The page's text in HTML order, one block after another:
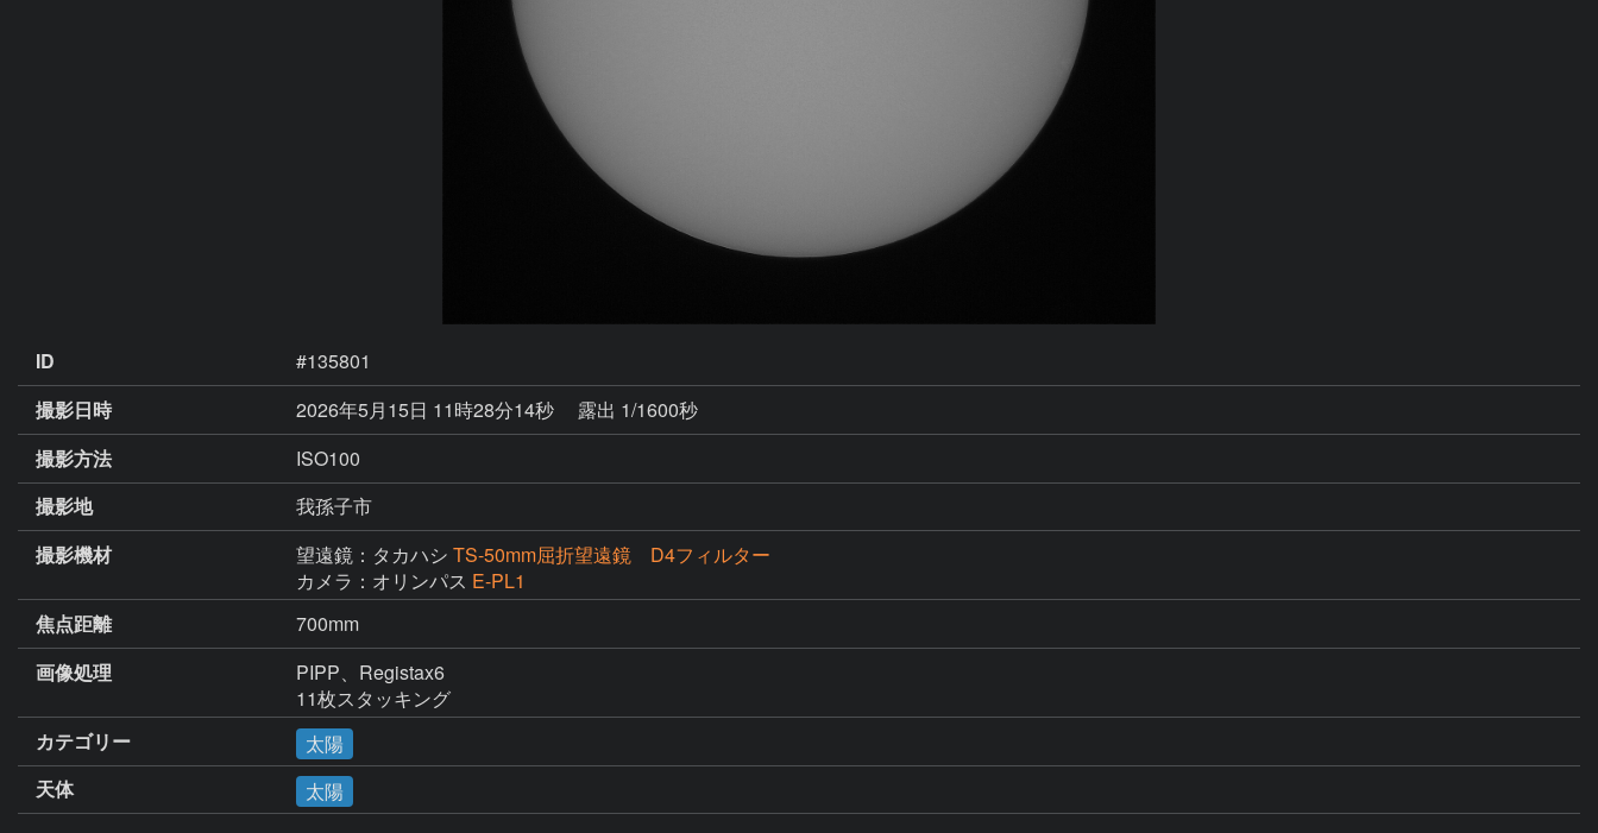
ID
#135801
撮影日時
2026年5月15日 11時28分14秒
露出 1/1600秒
撮影方法
ISO100
撮影地
我孫子市
撮影機材
望遠鏡：タカハシ TS-50mm屈折望遠鏡 D4フィルター
カメラ：オリンパス E-PL1
焦点距離
700mm
画像処理
PIPP、Registax6
11枚スタッキング
カテゴリー
太陽
天体
太陽